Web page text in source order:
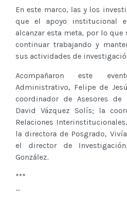
En este marco, las y los
que el apoyo institucional
alcanzar esta meta, por lo que
continuar trabajando y
sus actividades de
Acompañaron este
Administrativo, Felipe de
coordinador de Asesores de
David Vázquez Solís; la
Relaciones
la directora de Posgrado,
el director de
González.
***
...